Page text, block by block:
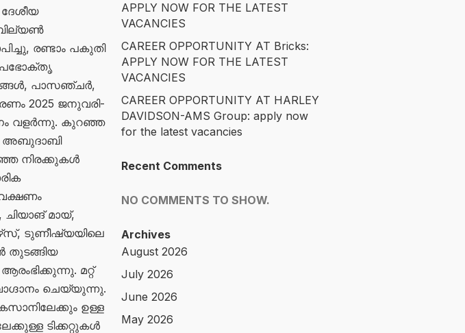
ബില്യൺ
രണ്ടാം പകുതി
ഉപഭോക്തൃ
പാസഞ്ചർ,
2025 ജനുവരി-
വളർന്നു. കുറഞ്ഞ
അബുദാബി
നിരക്കുകൾ
മായ്,
ടുണീഷ്യയിലെ
തുടങ്ങിയ
മറ്റ്
ചെയ്യുന്നു.
ഉള്ള
ടിക്കറ്റുകൾ
APPLY NOW FOR THE LATEST
VACANCIES
CAREER OPPORTUNITY AT Bricks:
APPLY NOW FOR THE LATEST
VACANCIES
CAREER OPPORTUNITY AT HARLEY
DAVIDSON-AMS Group: apply now
for the latest vacancies
Recent Comments
NO COMMENTS TO SHOW.
Archives
August 2026
July 2026
June 2026
May 2026